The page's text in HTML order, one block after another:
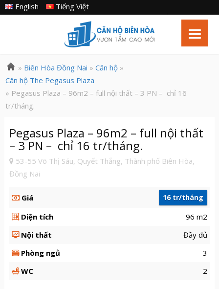
Tiếng Việt
English
» Biên Hòa Đồng Nai » Căn hộ»
Căn hộ The Pegasus Plaza
» Pegasus Plaza – 96m2 – full nội thất – 3 PN – chỉ 16
tr/tháng.
Pegasus Plaza – 96m2 – full nội thất
– 3 PN – chỉ 16 tr/tháng.
53-55 Võ Thị Sáu, Quyết Thắng, Thành phố Biên Hòa,
Đồng Nai
Giá 16 tr/tháng
Diện tích
96 m2
Nội thất
Đầy đủ
Phòng ngủ
3
WC
2